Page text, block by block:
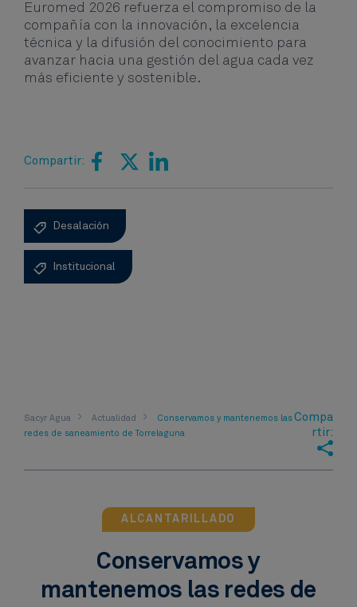
Euromed 2026 refuerza el compromiso de la
compañía con la innovación, la excelencia
técnica y la difusión del conocimiento para
avanzar hacia una gestión del agua cada vez
más eficiente y sostenible.
Compartir:
Desalación
Institucional
Sacyr Agua Actualidad
Conservamos y mantenemos las
redes de saneamiento de Torrelaguna
Compa
rtir:
ALCANTARILLADO
Conservamos y
mantenemos las redes de